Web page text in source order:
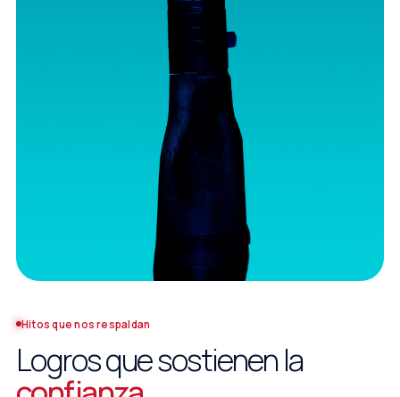
Hitos que nos respaldan
Logros que sostienen la